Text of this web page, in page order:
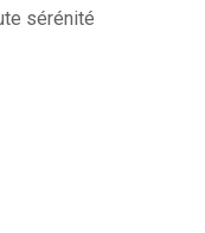
sérénité